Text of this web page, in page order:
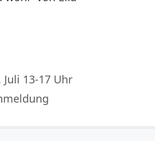
13-17 Uhr